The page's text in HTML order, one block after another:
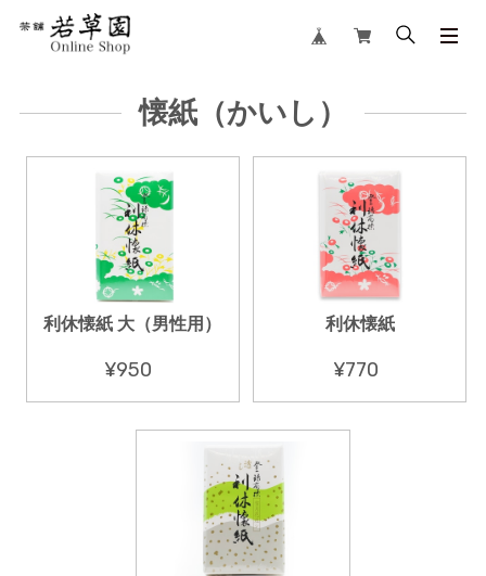
懐紙（かいし）
利休懐紙 大（男性用）
¥950
利休懐紙
¥770